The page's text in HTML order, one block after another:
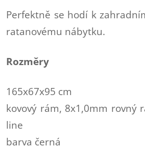
Perfektně se hodí k
ratanovému nábytku.
Rozměry
165x67x95 cm
kovový rám, 8x1,0mm rovný
line
barva černá